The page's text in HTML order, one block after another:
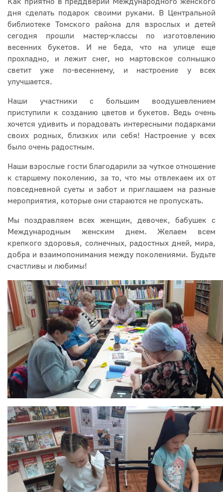
дня сделать подарок своими руками. В Центральной
библиотеке Томского района для взрослых и детей
сегодня прошли мастер-классы по изготовлению
весенних букетов. И не беда, что на улице еще
прохладно, и лежит снег, но мартовское солнышко
светит уже по-весеннему, и настроение у всех
улучшается.
Наши участники с большим воодушевлением
приступили к созданию цветов и букетов. Ведь очень
хочется удивить и порадовать интересными подарками
своих родных, близких или себя! Настроение у всех
было очень радостным.
Наши взрослые гости благодарили за чуткое отношение
к старшему поколению, за то, что мы отвлекаем их от
повседневной суеты и забот и приглашаем на разные
мероприятия, которые они стараются не пропускать.
Мы поздравляем всех женщин, девочек, бабушек с
Международным женским днем. Желаем всем
крепкого здоровья, солнечных, радостных дней, мира,
добра и взаимопонимания между поколениями. Будьте
счастливы и любимы!